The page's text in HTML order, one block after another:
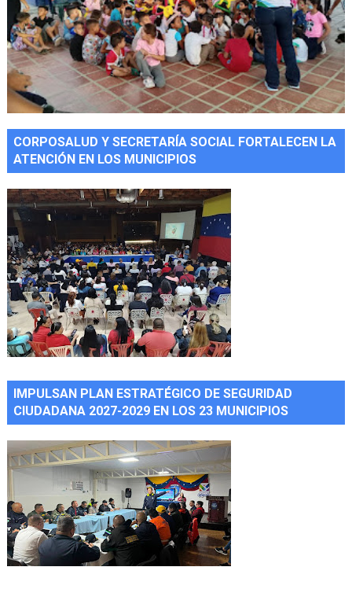
CORPOSALUD Y SECRETARÍA SOCIAL FORTALECEN LA
ATENCIÓN EN LOS MUNICIPIOS
IMPULSAN PLAN ESTRATÉGICO DE SEGURIDAD
CIUDADANA 2027-2029 EN LOS 23 MUNICIPIOS